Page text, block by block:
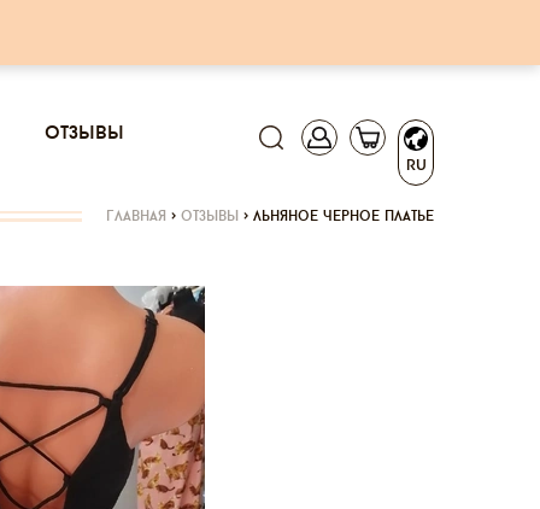
RU
отзывы
главная > отзывы > льняное черное платье